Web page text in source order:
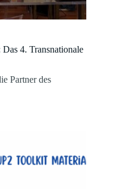
4. Transnationale
Partner des